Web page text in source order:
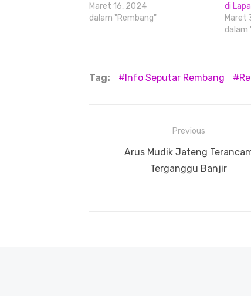
Maret 16, 2024
dalam "Rembang"
di
Maret
dalam
Tag: Info Seputar Rembang
Previous
Previous
Arus Mudik Jateng
Terganggu Banjir